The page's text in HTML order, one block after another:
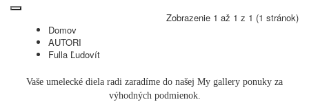
Zobrazenie 1 až 1 z 1 (1 stránok)
Domov
AUTORI
Fulla Ľudovít
Vaše umelecké diela radi zaradíme do našej My gallery ponuky za
výhodných podmienok.